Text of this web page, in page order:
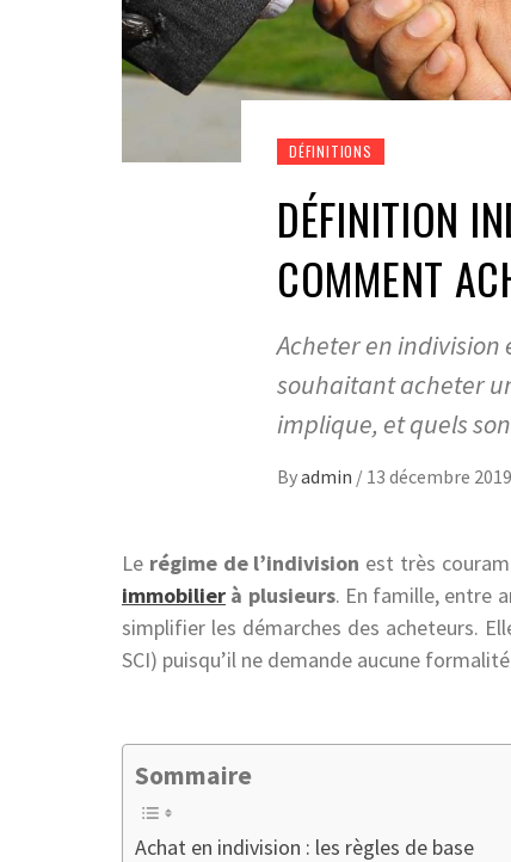
DÉFINITIONS
DÉFINITION
COMMENT
Acheter en indivision
souhaitant acheter
implique, et quels
Byadmin / 13 décembre 2019
Le régime de l’indivision est très
immobilier à plusieurs. En famille, entre
simplifier les démarches des acheteurs.
SCI) puisqu’il ne demande aucune
Sommaire
Achat en indivision : les règles de base